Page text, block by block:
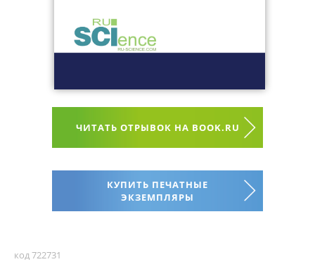
ЧИТАТЬ ОТРЫВОК НА BOOK.RU
КУПИТЬ ПЕЧАТНЫЕ
ЭКЗЕМПЛЯРЫ
код 722731